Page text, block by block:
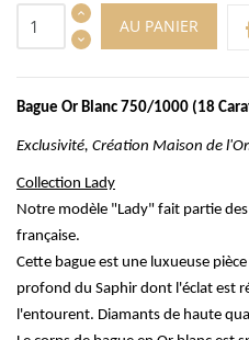
AU PANIER
Bague Or Blanc 750/1000 (18
Exclusivité, Création Maison de
Collection Lady
Notre modèle "Lady" fait partie
française.
Cette bague est une luxueuse
profond du Saphir dont l'éclat est
l'entourent. Diamants de haute